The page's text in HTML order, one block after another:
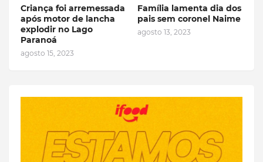
Criança foi arremessada
após motor de lancha
explodir no Lago
Paranoá
agosto 15, 2023
Família lamenta dia dos
pais sem coronel Naime
agosto 13, 2023